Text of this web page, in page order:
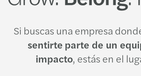
Si buscas una empresa
sentirte parte de un
impacto, estás en el